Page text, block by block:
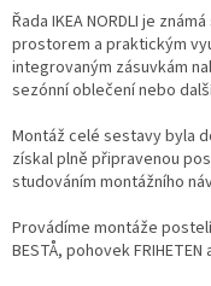
Řada IKEA NORDLI je
prostorem a praktickým
integrovaným zásuvkám
sezónní oblečení nebo
Montáž celé sestavy byla
získal plně připravenou
studováním montážního
Provádíme montáže
BESTÅ, pohovek